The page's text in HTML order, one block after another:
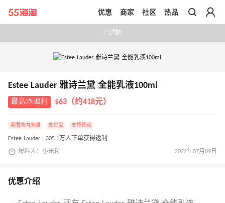
带你去官网买正品
优惠 商家 社区 热品
已过期
Estee Lauder 雅诗兰黛 全能乳液100ml
最高3%返利 $63（约418元）
美国境内免邮 支付宝 支持转运
Estee Lauder · 305.1万人下单获得返利
爆料人：小米粒 2022年07月09日
优惠介绍